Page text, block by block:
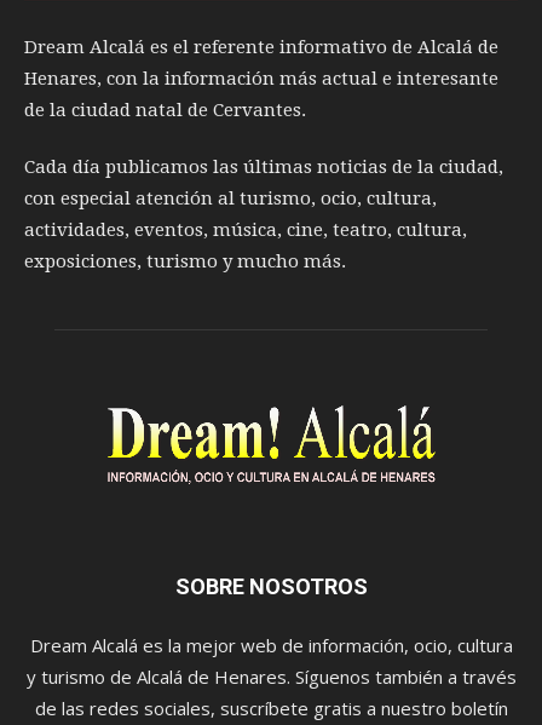
Dream Alcalá es el referente informativo de Alcalá de
Henares, con la información más actual e interesante
de la ciudad natal de Cervantes.
Cada día publicamos las últimas noticias de la ciudad,
con especial atención al turismo, ocio, cultura,
actividades, eventos, música, cine, teatro, cultura,
exposiciones, turismo y mucho más.
SOBRE NOSOTROS
Dream Alcalá es la mejor web de información, ocio, cultura
y turismo de Alcalá de Henares. Síguenos también a través
de las redes sociales, suscríbete gratis a nuestro boletín